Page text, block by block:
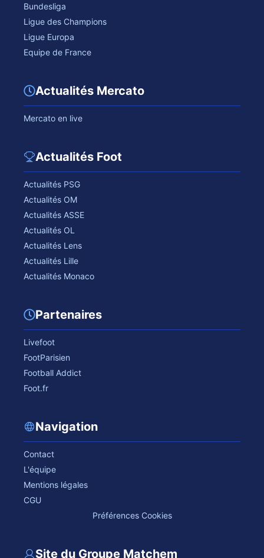
Bundesliga
Ligue des Champions
Ligue Europa
Equipe de France
Actualités Mercato
Mercato en live
Actualités Foot
Actualités PSG
Actualités OM
Actualités ASSE
Actualités OL
Actualités Lens
Actualités Lille
Actualités Monaco
Partenaires
Livefoot
FootParisien
Football Addict
Foot.fr
Navigation
Contact
L'équipe
Mentions légales
CGU
Préférences Cookies
Site du Groupe Matchem